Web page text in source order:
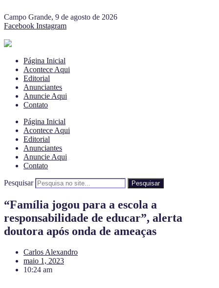
Campo Grande, 9 de agosto de 2026
Facebook Instagram
Página Inicial
Acontece Aqui
Editorial
Anunciantes
Anuncie Aqui
Contato
Página Inicial
Acontece Aqui
Editorial
Anunciantes
Anuncie Aqui
Contato
Pesquisar Pesquisar
“Família jogou para a escola a
responsabilidade de educar”, alerta
doutora após onda de ameaças
Carlos Alexandro
maio 1, 2023
10:24 am